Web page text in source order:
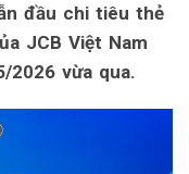
đầu chi tiêu thẻ
JCB Việt Nam
2026 vừa qua.